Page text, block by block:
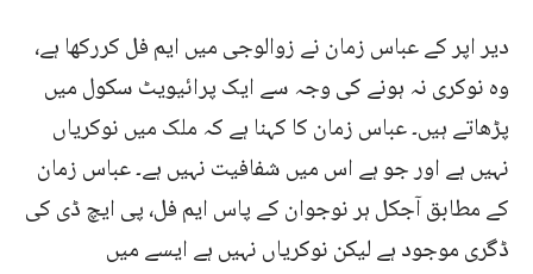
دیر اپر کے عباس زمان نے زوالوجی میں ایم فل کررکھا ہے،
وہ نوکری نہ ہونے کی وجہ سے ایک پرائیویٹ سکول میں
پڑھاتے ہیں۔ عباس زمان کا کہنا ہے کہ ملک میں نوکریاں
نہیں ہے اور جو ہے اس میں شفافیت نہیں ہے۔ عباس زمان
کے مطابق آجکل ہر نوجوان کے پاس ایم فل، پی ایچ ڈی کی
ڈگری موجود ہے لیکن نوکریاں نہیں ہے ایسے میں